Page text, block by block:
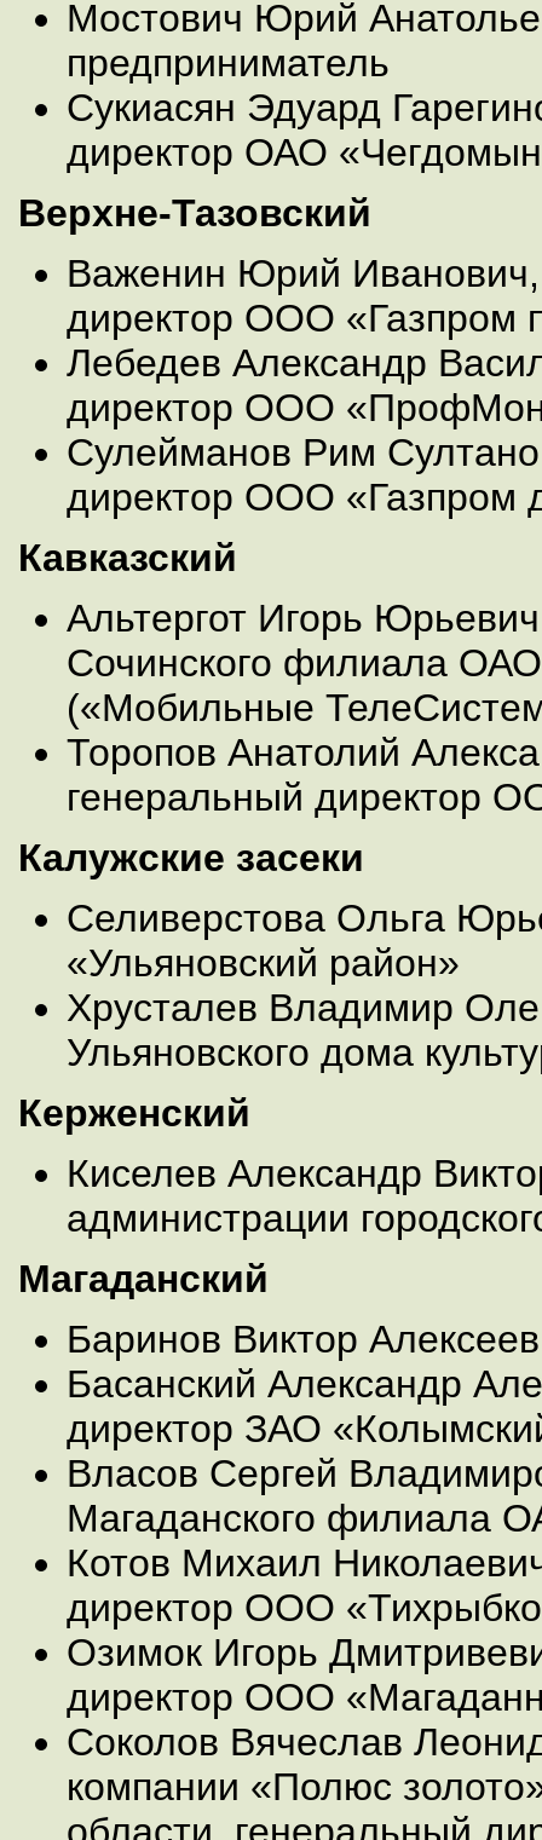
Мостович Юрий
предприниматель
Сукиасян Эдуард
директор ОАО
Верхне-Тазовский
Важенин Юрий
директор ООО «Газпром
Лебедев Александр
директор ООО
Сулейманов Рим
директор ООО «Газпром
Кавказский
Альтергот Игорь
Сочинского филиала
(«Мобильные
Торопов Анатолий
генеральный директор
Калужские засеки
Селиверстова Ольга
«Ульяновский район»
Хрусталев Владимир
Ульяновского дома
Керженский
Киселев Александр
администрации
Магаданский
Баринов Виктор
Басанский Александр
директор ЗАО
Власов Сергей
Магаданского филиала
Котов Михаил
директор ООО
Озимок Игорь
директор ООО
Соколов Вячеслав
компании «Полюс